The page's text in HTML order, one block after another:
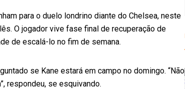
para o duelo londrino diante do Chelsea, neste
O jogador vive fase final de recuperação de
de escalá-lo no fim de semana.
se Kane estará em campo no domingo. “Não
respondeu, se esquivando.